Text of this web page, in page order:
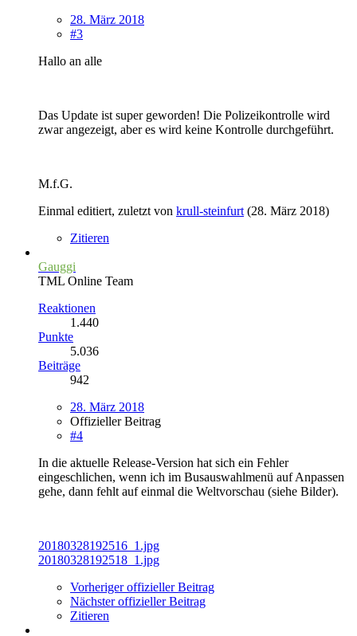
28. März 2018
#3
Hallo an alle
Das Update ist super geworden! Die Polizeikontrolle wird
zwar angezeigt, aber es wird keine Kontrolle durchgeführt.
M.f.G.
Einmal editiert, zuletzt von krull-steinfurt (28. März 2018)
Zitieren
Gauggi
TML Online Team
Reaktionen
1.440
Punkte
5.036
Beiträge
942
28. März 2018
Offizieller Beitrag
#4
In die aktuelle Release-Version hat sich ein Fehler
eingeschlichen, wenn ich im Busauswahlmenü auf Anpassen
gehe, dann fehlt auf einmal die Weltvorschau (siehe Bilder).
20180328192516_1.jpg
20180328192518_1.jpg
Vorheriger offizieller Beitrag
Nächster offizieller Beitrag
Zitieren